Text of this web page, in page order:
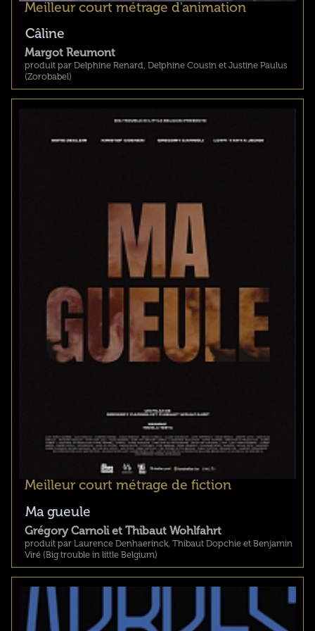
Meilleur court métrage d'animation
Câline
Margot Reumont
produit par Delphine Renard, Delphine Cousin et Justine Paulus
(Zorobabel)
Meilleur court métrage de fiction
Ma gueule
Grégory Carnoli et Thibaut Wohlfahrt
produit par Laurence Denhaerinck, Thibaut Dopchie et Benjamin
Viré (Big trouble in little Belgium)